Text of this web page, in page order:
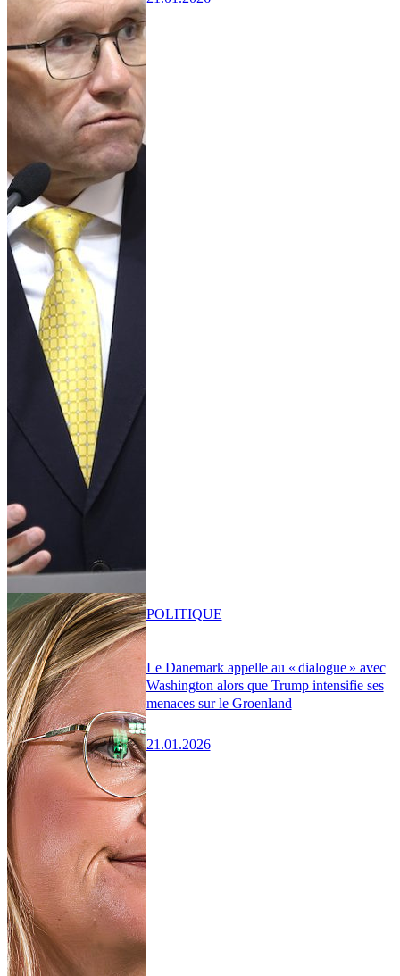
Le Danemark appelle au « dialogue » avec
Washington alors que Trump intensifie ses
menaces sur le Groenland
21.01.2026
POLITIQUE